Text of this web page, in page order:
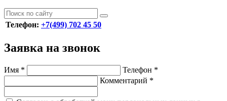
Телефон: +7(499) 702 45 50
Заявка на звонок
Имя * Телефон *
Комментарий *